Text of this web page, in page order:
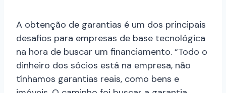
A obtenção de garantias é um dos principais
desafios para empresas de base tecnológica
na hora de buscar um financiamento. “Todo o
dinheiro dos sócios está na empresa, não
tínhamos garantias reais, como bens e